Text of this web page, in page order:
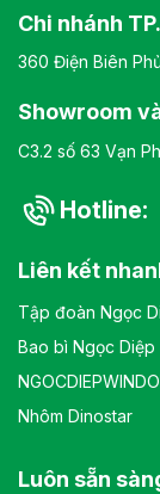
Chi nhánh
360 Điện Biên
Showroom
C3.2 số 63 Vạn
Hotline:
Liên kết
Tập đoàn Ngọc
Bao bì Ngọc Diệp
Nhôm Dinostar
Luôn sẵn